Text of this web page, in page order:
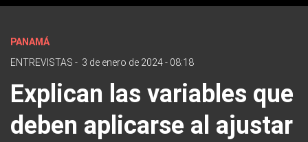
PANAMÁ
ENTREVISTAS - 3 de enero de 2024 - 08:18
Explican las variables que
deben aplicarse al ajustar